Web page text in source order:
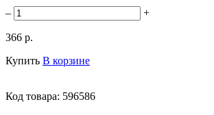
– +
366 р.
Купить В корзине
Код товара: 596586